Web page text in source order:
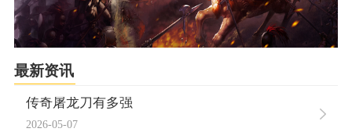
最新资讯
传奇屠龙刀有多强
2026-05-07